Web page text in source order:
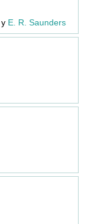
y E. R. Saunders